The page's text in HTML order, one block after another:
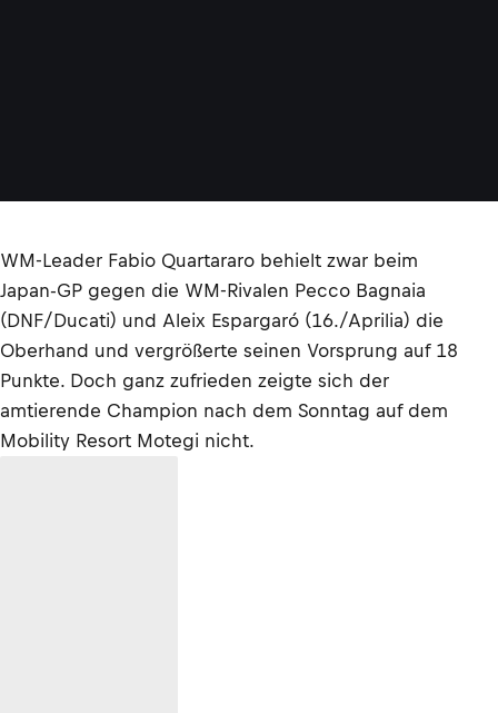
WM-Leader Fabio Quartararo behielt zwar beim
Japan-GP gegen die WM-Rivalen Pecco Bagnaia
(DNF/Ducati) und Aleix Espargaró (16./Aprilia) die
Oberhand und vergrößerte seinen Vorsprung auf 18
Punkte. Doch ganz zufrieden zeigte sich der
amtierende Champion nach dem Sonntag auf dem
Mobility Resort Motegi nicht.